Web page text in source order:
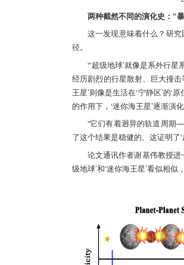
两种截然不同的演化史：“
这一发现意味着什么？研究
径。
“‘超级地球’就像是系外行
经历剧烈的行星散射、巨大撞击
王星’则像是生活在‘宁静区’的‘
的作用下，‘迷你海王星’逐渐演
“它们有着迥异的轨道周期
了这个结果是稳健的。这证明了
论文通讯作者谢基伟教授进
级地球’和‘迷你海王星’看似相